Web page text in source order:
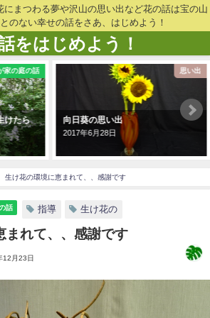
にまつわる夢や沢山の思い出など花の話は宝の山
のない幸せの話をさあ、はじめよう！
をはじめよう！
家の庭の話
けたら
思い出
向日葵の思い出
2017年6月28日
生け花の環境に恵まれて、、感謝です
話 指導 生け花の
まれて、、感謝です
12月23日